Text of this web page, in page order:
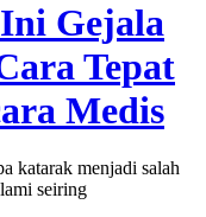
Gejala
Tepat
Medis
katarak menjadi salah
seiring